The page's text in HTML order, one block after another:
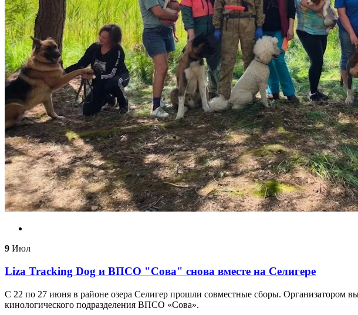
9 Июл
Liza Tracking Dog и ВПСО "Сова" снова вместе на Селигере
С 22 по 27 июня в районе озера Селигер прошли совместные сборы. Организатором
кинологического подразделения ВПСО «Сова».